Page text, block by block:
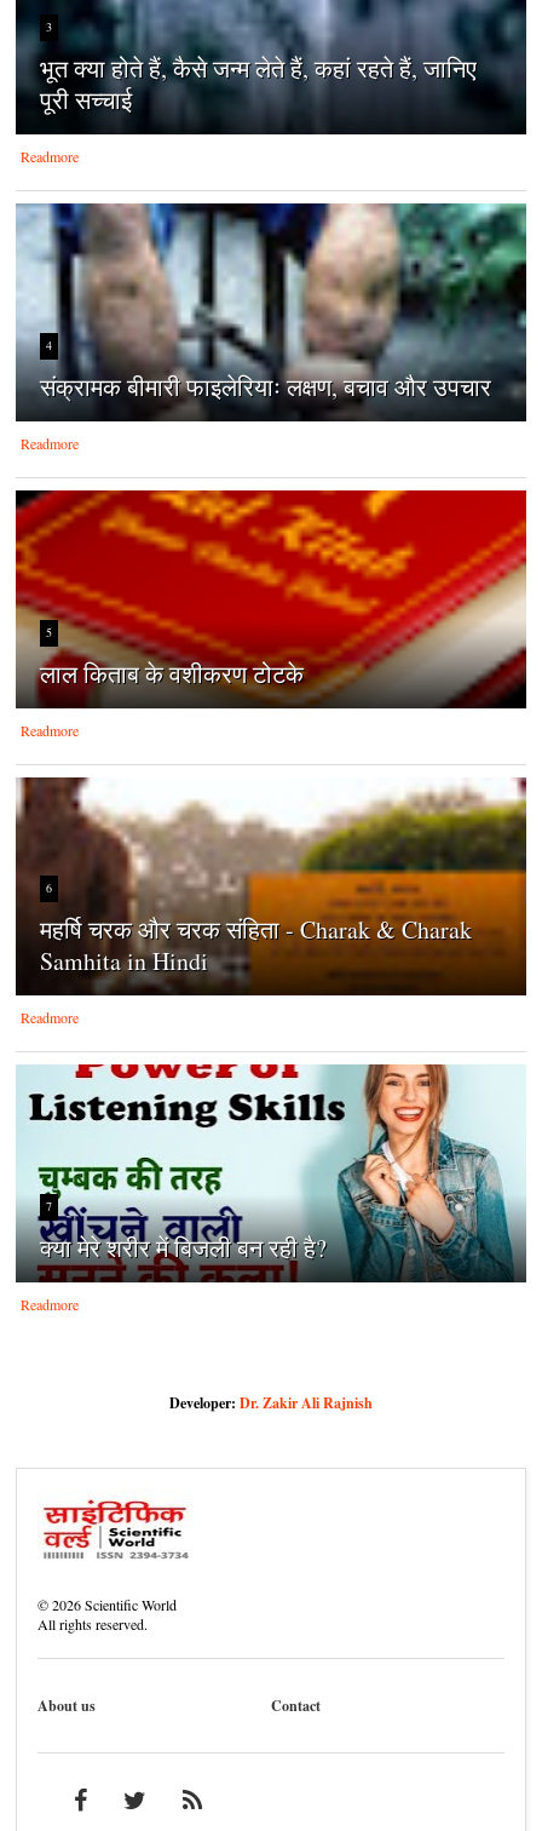
3
भूत क्या होते हैं, कैसे जन्म लेते हैं, कहां रहते हैं, जानिए
पूरी सच्चाई
Readmore
4
संक्रामक बीमारी फाइलेरियाः लक्षण, बचाव और उपचार
Readmore
5
लाल किताब के वशीकरण टोटके
Readmore
6
महर्षि चरक और चरक संहिता - Charak & Charak
Samhita in Hindi
Readmore
7
क्‍या मेरे शरीर में बिजली बन रही है?
Readmore
Developer: Dr. Zakir Ali Rajnish
©2026Scientific World
All rights reserved.
About us Contact